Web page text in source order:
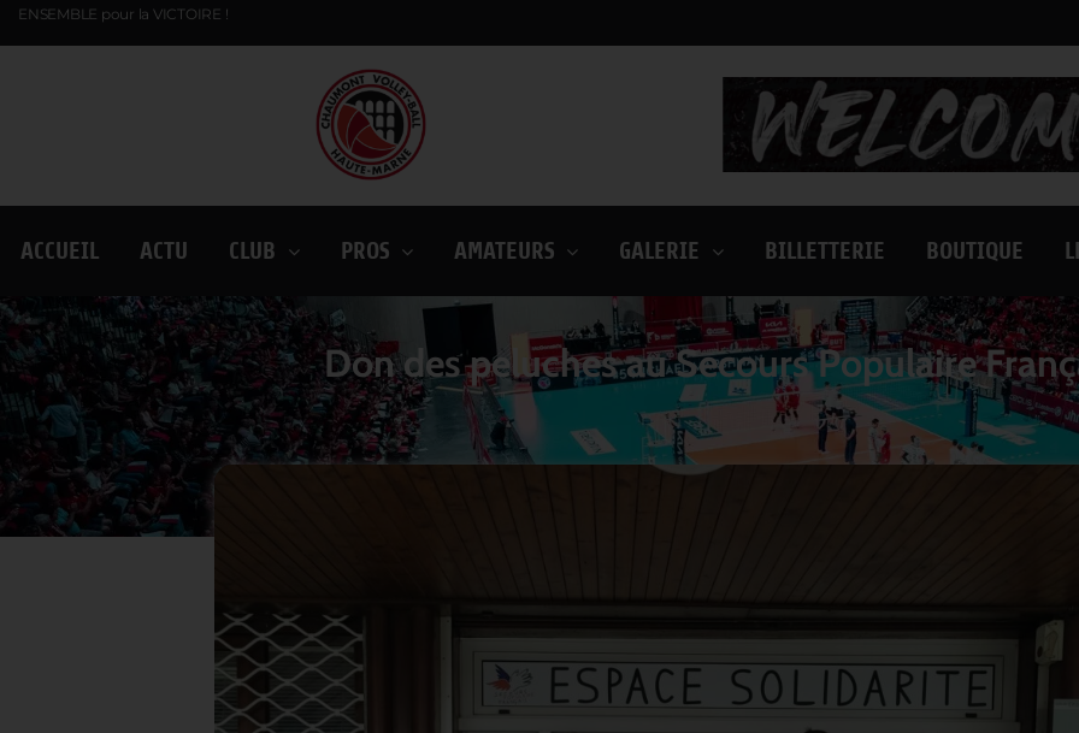
ENSEMBLE pour la VICTOIRE !
ACCUEIL ACTU CLUB PROS AMATEURS GALERIE BILLETTERIE BOUTIQUE
Don des peluches au Secours Populaire